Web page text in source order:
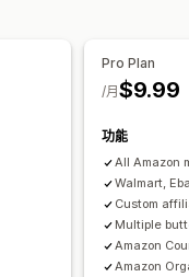
Pro Plan
$9.99
/月
功能
All Amazon
Walmart,
Custom
Multiple
Amazon
Amazon